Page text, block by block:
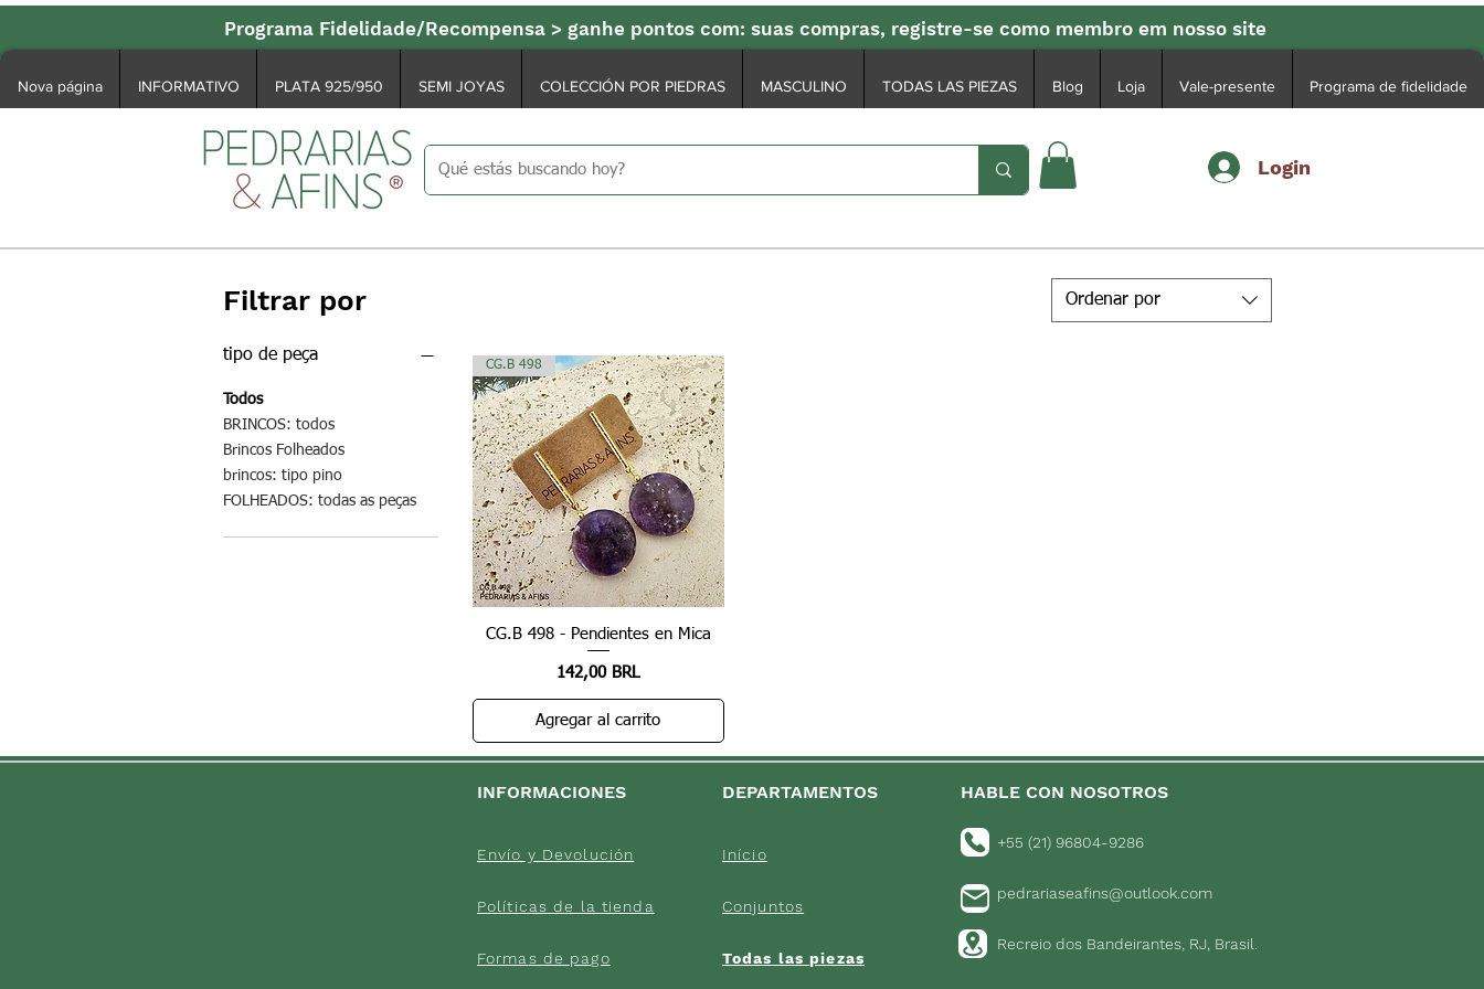
Programa Fidelidade/Recompensa > ganhe pontos com: suas compras, registre-se como membro em nosso site
Nova página INFORMATIVO PLATA 925/950 SEMI JOYAS COLECCIÓN POR PIEDRAS MASCULINO TODAS LAS PIEZAS Blog Loja Vale-presente Programa de fidelidade
Login
Filtrar por
tipo de peça
Todos
BRINCOS: todos
Brincos Folheados
brincos: tipo pino
FOLHEADOS: todas as peças
Ordenar por
Vista rápida
CG.B 498
CG.B 498 - Pendientes en Mica
Precio
142,00 BRL
Agregar al carrito
INFORMACIONES
Envío y Devolución
Políticas de la tienda
Formas de pago
DEPARTAMENTOS HABLE CON NOSOTROS
Início
Conjuntos
Todas las piezas
+55 (21) 96804-9286
pedrariaseafins@outlook.com
Recreio dos Bandeirantes, RJ, Brasil.